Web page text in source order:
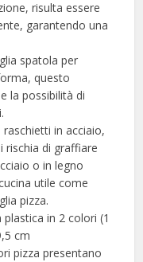
risulta essere
garantendo una
spatola per
questo
la possibilità di
raschietti in acciaio,
rischia di graffiare
o in legno
utile come
pizza.
in 2 colori (1
cm
pizza presentano